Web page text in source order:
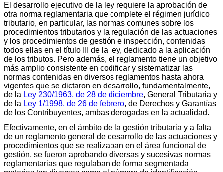
El desarrollo ejecutivo de la ley requiere la aprobación de
otra norma reglamentaria que complete el régimen jurídico
tributario, en particular, las normas comunes sobre los
procedimientos tributarios y la regulación de las actuaciones
y los procedimientos de gestión e inspección, contenidas
todos ellas en el título III de la ley, dedicado a la aplicación
de los tributos. Pero además, el reglamento tiene un objetivo
más amplio consistente en codificar y sistematizar las
normas contenidas en diversos reglamentos hasta ahora
vigentes que se dictaron en desarrollo, fundamentalmente,
de la Ley 230/1963, de 28 de diciembre, General Tributaria y
de la Ley 1/1998, de 26 de febrero, de Derechos y Garantías
de los Contribuyentes, ambas derogadas en la actualidad.
Efectivamente, en el ámbito de la gestión tributaria y a falta
de un reglamento general de desarrollo de las actuaciones y
procedimientos que se realizaban en el área funcional de
gestión, se fueron aprobando diversas y sucesivas normas
reglamentarias que regulaban de forma segmentada